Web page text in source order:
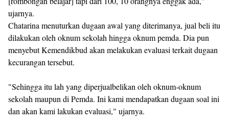
ujarnya.
Chatarina menuturkan dugaan awal yang diterimanya, jual beli itu
dilakukan oleh oknum sekolah hingga oknum pemda. Dia pun
menyebut Kemendikbud akan melakukan evaluasi terkait dugaan
kecurangan tersebut.
"Sehingga itu lah yang diperjualbelikan oleh oknum-oknum
sekolah maupun di Pemda. Ini kami mendapatkan dugaan soal ini
dan akan kami lakukan evaluasi," ujarnya.